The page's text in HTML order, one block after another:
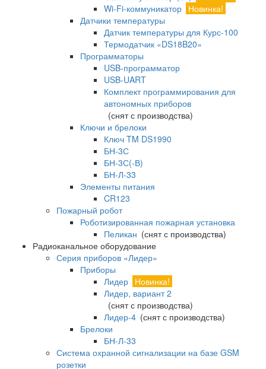
Wi-Fi-коммуникатор Новинка!
Датчики температуры
Датчик температуры для Курс-100
Термодатчик «DS18B20»
Программаторы
USB-программатор
USB-UART
Комплект программирования для
автономных приборов
(снят с производства)
Ключи и брелоки
Ключ TM DS1990
БН-3С
БН-3С(-В)
БН-Л-33
Элементы питания
CR123
Пожарный робот
Роботизированная пожарная установка
Пеликан (снят с производства)
Радиоканальное оборудование
Серия приборов «Лидер»
Приборы
Лидер Новинка!
Лидер, вариант 2
(снят с производства)
Лидер-4 (снят с производства)
Брелоки
БН-Л-33
Система охранной сигнализации на базе GSM
розетки